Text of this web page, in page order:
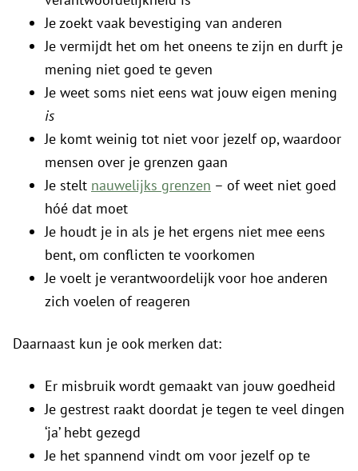
Je zoekt vaak bevestiging van anderen
Je vermijdt het om het oneens te zijn en durft je
mening niet goed te geven
Je weet soms niet eens wat jouw eigen mening
is
Je komt weinig tot niet voor jezelf op, waardoor
mensen over je grenzen gaan
Je stelt nauwelijks grenzen – of weet niet goed
hóé dat moet
Je houdt je in als je het ergens niet mee eens
bent, om conflicten te voorkomen
Je voelt je verantwoordelijk voor hoe anderen
zich voelen of reageren
Daarnaast kun je ook merken dat:
Er misbruik wordt gemaakt van jouw goedheid
Je gestrest raakt doordat je tegen te veel dingen
‘ja’ hebt gezegd
Je het spannend vindt om voor jezelf op te